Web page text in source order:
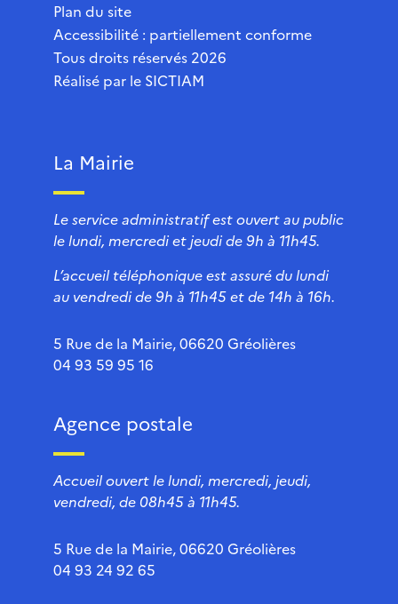
Plan du site
Accessibilité : partiellement conforme
Tous droits réservés 2026
Réalisé par le SICTIAM
La Mairie
Le service administratif est ouvert au public
le lundi, mercredi et jeudi de 9h à 11h45.
L’accueil téléphonique est assuré du lundi
au vendredi de 9h à 11h45 et de 14h à 16h.
5 Rue de la Mairie, 06620 Gréolières
04 93 59 95 16
Agence postale
Accueil ouvert le lundi, mercredi, jeudi,
vendredi, de 08h45 à 11h45.
5 Rue de la Mairie, 06620 Gréolières
04 93 24 92 65